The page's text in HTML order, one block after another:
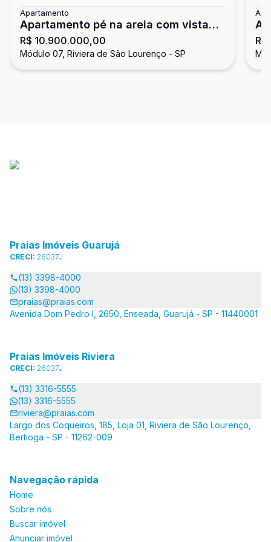
Apartamento
Apartamento pé na areia com vista
para o mar, 4 suítes, Riviera de São
Lourenço
R$ 10.900.000,00
Módulo 07, Riviera de São Lourenço - SP
Praias Imóveis Guarujá
CRECI: 26037J
(13) 3398-4000
(13) 3398-4000
praias@praias.com
Avenida Dom Pedro I, 2650, Enseada, Guarujá - SP - 11440001
Praias Imóveis Riviera
CRECI: 26037J
(13) 3316-5555
(13) 3316-5555
riviera@praias.com
Largo dos Coqueiros, 185, Loja 01, Riviera de São Lourenço,
Bertioga - SP - 11262-009
Navegação rápida
Home
Sobre nós
Buscar imóvel
Anunciar imóvel